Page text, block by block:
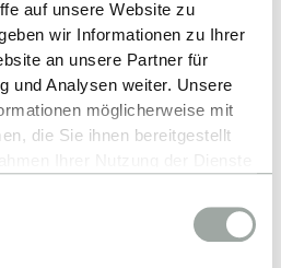
auf unsere Website zu
wir Informationen zu Ihrer
an unsere Partner für
und Analysen weiter. Unsere
möglicherweise mit
die Sie ihnen bereitgestellt
und personenbezogene
Sie unserer
ein eigenes Unternehmen.
treffen.
und ESB-
Unternehmen erfolgreich.